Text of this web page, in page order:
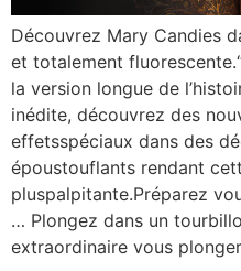
Découvrez Mary Candies
et totalement
la version longue de
inédite, découvrez des
effetsspéciaux dans des
époustouflants rendant
pluspalpitante.Préparez
… Plongez dans un
extraordinaire vous